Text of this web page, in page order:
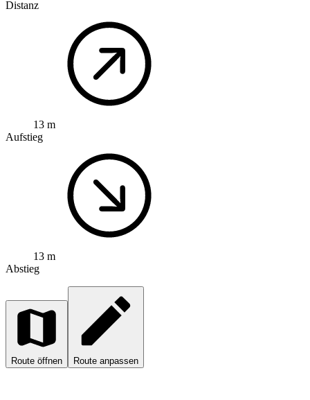
Distanz
13 m
Aufstieg
13 m
Abstieg
Route öffnen Route anpassen